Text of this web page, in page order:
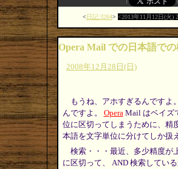
日記:3264 2013年11月12日(火)
Opera Mail での日本語で
2008年12月28日(日)
もうね、アホすぎるんですよ
んですよ。 Opera Mail はベイズ
位に区切ってしまうために、精
本語を文字単位に分けてしか扱
検索・・・最近、多少精度が
に区切って、 AND 検索してい